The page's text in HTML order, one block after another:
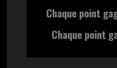
Chaque point
Chaque point